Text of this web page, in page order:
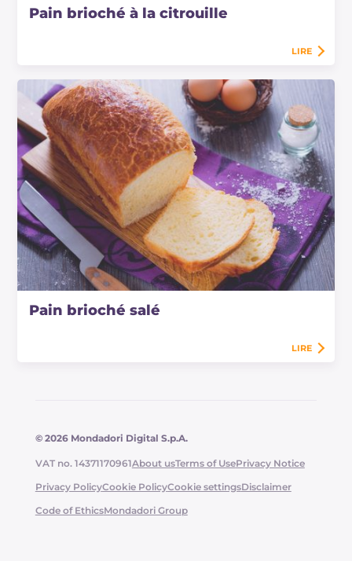
Pain brioché à la citrouille
LIRE
Pain brioché salé
LIRE
© 2026 Mondadori Digital S.p.A.
VAT no. 14371170961About usTerms of UsePrivacy Notice
Privacy PolicyCookie PolicyCookie settingsDisclaimer
Code of EthicsMondadori Group